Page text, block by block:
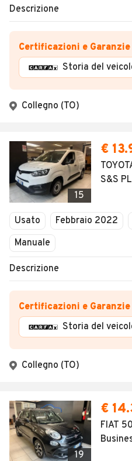
Descrizione
Certificazioni e Garanzie
Storia del
Collegno (TO)
15
€
S&S
Usato Febbraio 2022
Manuale
Descrizione
Certificazioni e Garanzie
Storia del
Collegno (TO)
19
€
FIAT